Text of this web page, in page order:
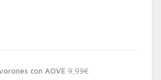
con AOVE 9,99€